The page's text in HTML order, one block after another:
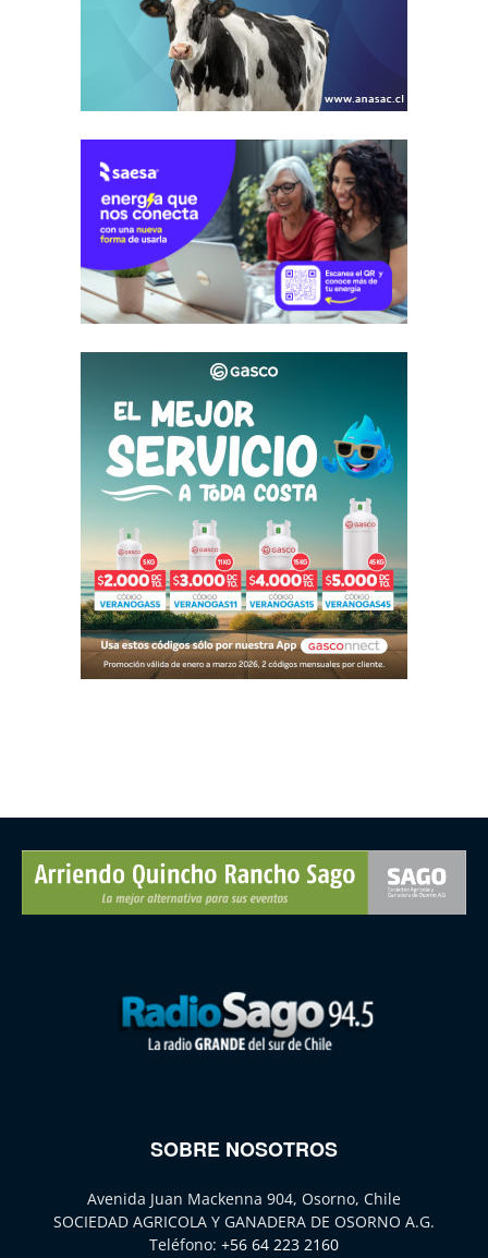
SOBRE NOSOTROS
Avenida Juan Mackenna 904, Osorno, Chile
SOCIEDAD AGRICOLA Y GANADERA DE OSORNO A.G.
Teléfono: +56 64 223 2160